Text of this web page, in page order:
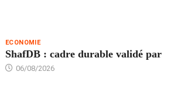
ECONOMIE
ShafDB : cadre durable validé par
06/08/2026